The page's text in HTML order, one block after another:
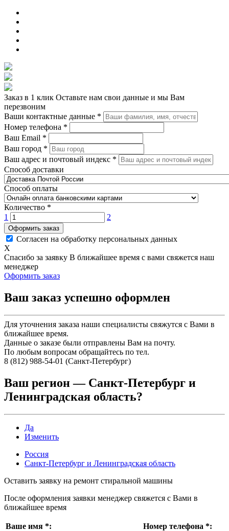
Заказ в 1 клик Оставьте нам свои данные и мы Вам
перезвоним
Ваши контактные данные *
Номер телефона *
Ваш Email *
Ваш город *
Ваш адрес и почтовый индекс *
Способ доставки
Способ оплаты
Количество *
1
2
Оформить заказ
Согласен на обработку персональных данных
X
Спасибо за заявку В ближайшее время с вами свяжется наш
менеджер
Оформить заказ
Ваш заказ успешно оформлен
Для уточнения заказа наши специалисты свяжутся с Вами в
ближайшее время.
Данные о заказе были отправлены Вам на почту.
По любым вопросам обращайтесь по тел.
8 (812) 988-54-01 (Санкт-Петербург)
Ваш регион — Санкт-Петербург и
Ленинградская область?
Да
Изменить
Россия
Санкт-Петербург и Ленинградская область
Оставить заявку на ремонт стиральной машины
После оформления заявки менеджер свяжется с Вами в
ближайшее время
Ваше имя *: Номер телефона *: